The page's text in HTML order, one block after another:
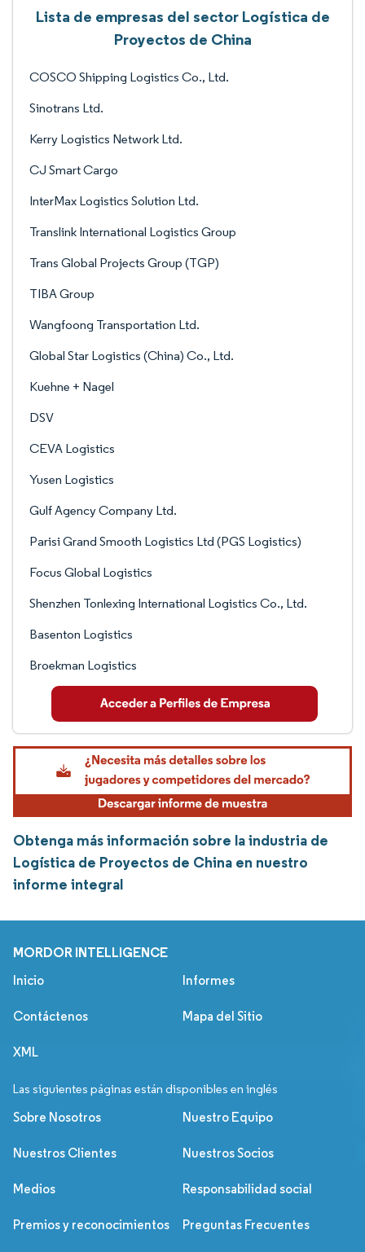
Lista de empresas del sector Logística de
Proyectos de China
COSCO Shipping Logistics Co., Ltd.
Sinotrans Ltd.
Kerry Logistics Network Ltd.
CJ Smart Cargo
InterMax Logistics Solution Ltd.
Translink International Logistics Group
Trans Global Projects Group (TGP)
TIBA Group
Wangfoong Transportation Ltd.
Global Star Logistics (China) Co., Ltd.
Kuehne + Nagel
DSV
CEVA Logistics
Yusen Logistics
Gulf Agency Company Ltd.
Parisi Grand Smooth Logistics Ltd (PGS Logistics)
Focus Global Logistics
Shenzhen Tonlexing International Logistics Co., Ltd.
Basenton Logistics
Broekman Logistics
Obtenga más información sobre la industria de
Logística de Proyectos de China en nuestro
informe integral
MORDOR INTELLIGENCE
Inicio Informes
Contáctenos Mapa del Sitio
XML
Las siguientes páginas están disponibles en inglés
Sobre Nosotros Nuestro Equipo
Nuestros Clientes Nuestros Socios
Medios Responsabilidad social
Premios y reconocimientos Preguntas Frecuentes